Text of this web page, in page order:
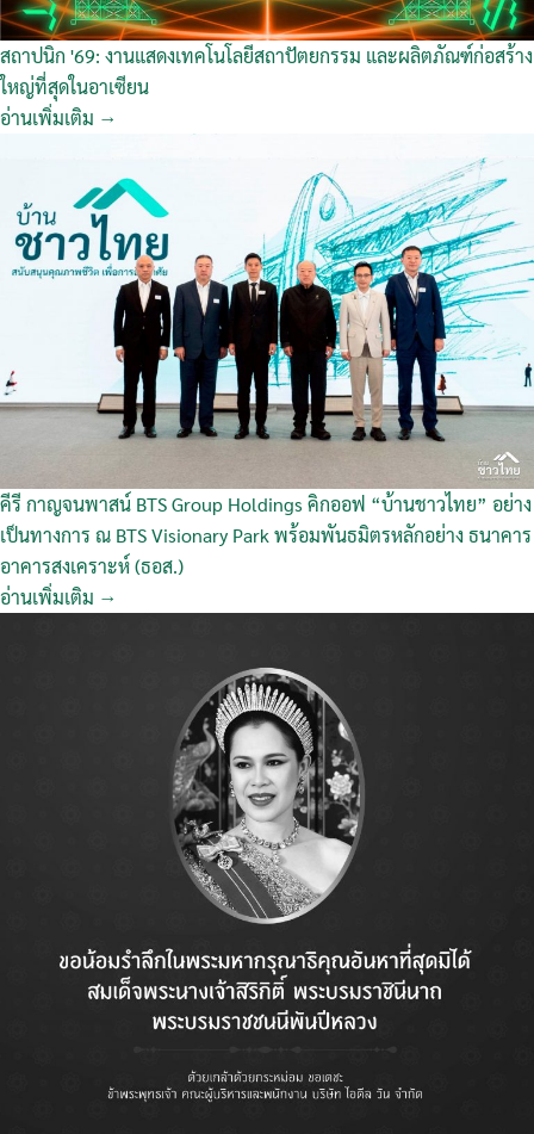
สถาปนิก '69: งานแสดงเทคโนโลยีสถาปัตยกรรม และผลิตภัณฑ์ก่อสร้าง
ใหญ่ที่สุดในอาเซียน
อ่านเพิ่มเติม →
คีรี กาญจนพาสน์ BTS Group Holdings คิกออฟ “บ้านชาวไทย” อย่าง
เป็นทางการ ณ BTS Visionary Park พร้อมพันธมิตรหลักอย่าง ธนาคาร
อาคารสงเคราะห์ (ธอส.)
อ่านเพิ่มเติม →